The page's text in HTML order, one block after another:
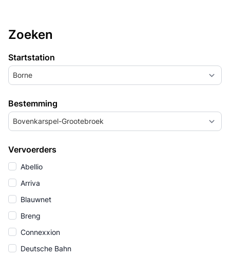
Zoeken
Startstation
Borne
Bestemming
Bovenkarspel-Grootebroek
Vervoerders
Abellio
Arriva
Blauwnet
Breng
Connexxion
Deutsche Bahn